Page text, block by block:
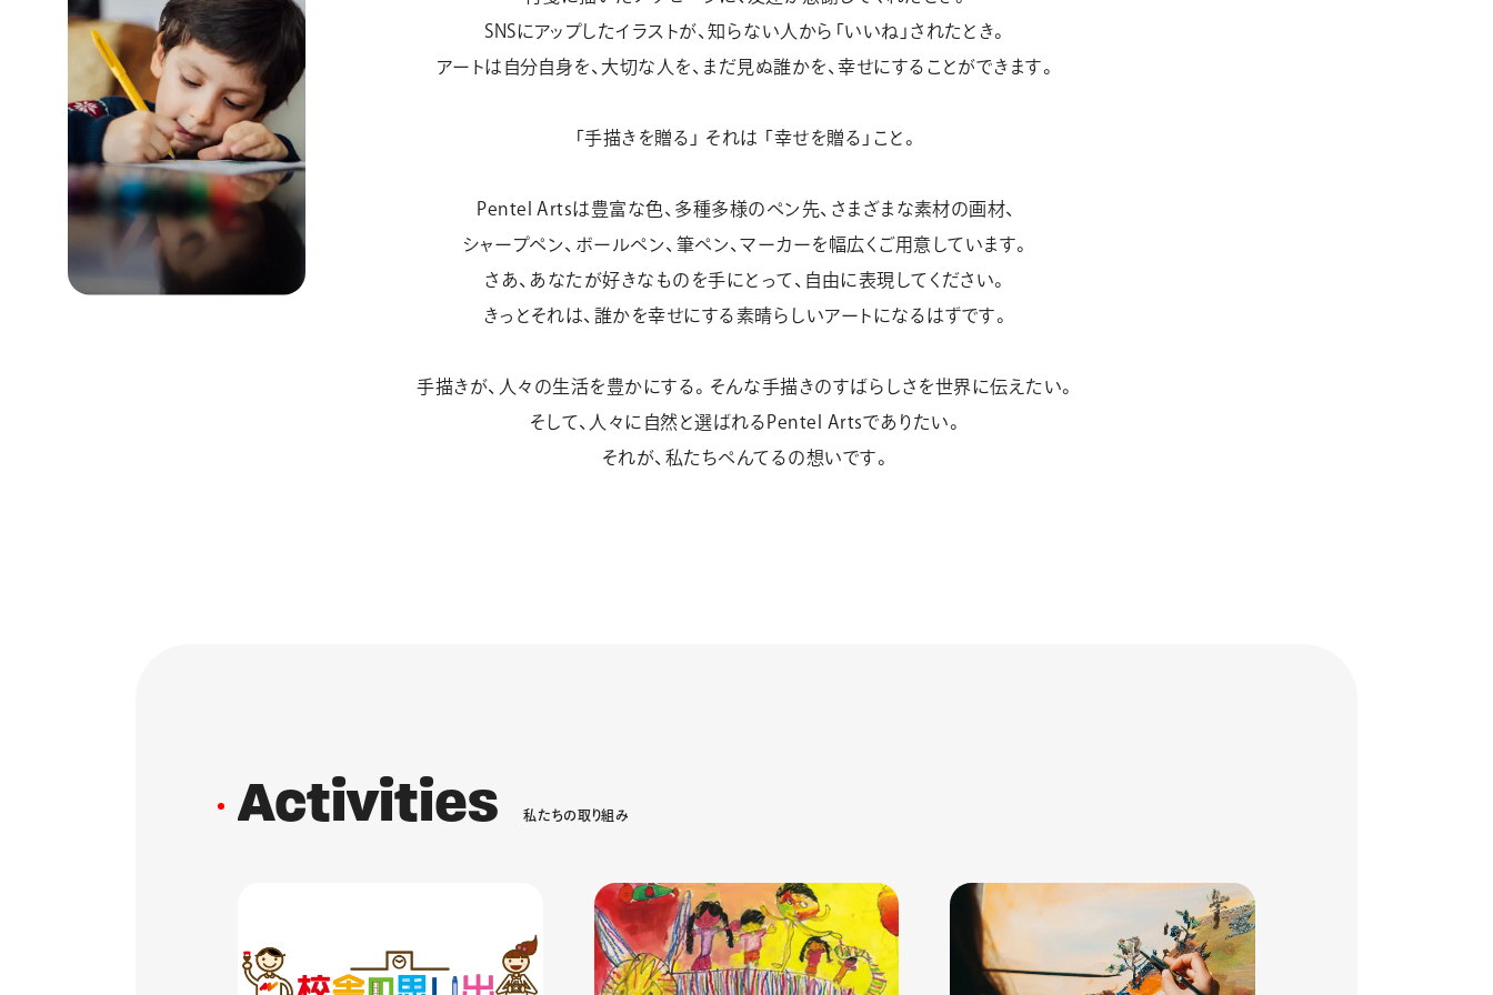
SNSにアップしたイラストが、知らない人から「いいね」されたとき。
アートは自分自身を、大切な人を、 まだ見ぬ誰かを、幸せにすることができます。
「手描きを贈る」 それは 「幸せを贈る」こと。
Pentel Artsは豊富な色、多種多様のペン先、 さまざまな素材の画材、
シャープペン、ボールペン、筆ペン、マーカーを幅広くご用意しています。
さあ、あなたが好きなものを手にとって、 自由に表現してください。
きっとそれは、誰かを幸せにする素晴らしいアートになるはずです。
手描きが、人々の生活を豊かにする。 そんな手描きのすばらしさを世界に伝えたい。
そして、人々に自然と選ばれるPentel Artsでありたい。
それが、私たちぺんてるの想いです。
Activities 私 たちの取り組 み